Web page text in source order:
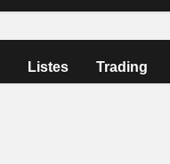
Listes Trading